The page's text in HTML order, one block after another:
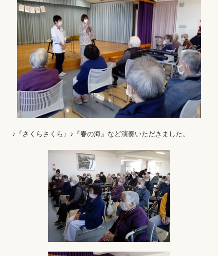
♪『さくらさくら』♪『春の海』など演奏いただきました。